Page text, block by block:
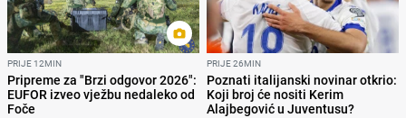
PRIJE 12MIN
Pripreme za "Brzi odgovor 2026":
EUFOR izveo vježbu nedaleko od
Foče
PRIJE 26MIN
Poznati italijanski novinar otkrio:
Koji broj će nositi Kerim
Alajbegović u Juventusu?